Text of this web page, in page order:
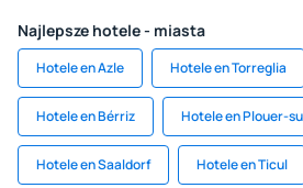
Najlepsze hotele - miasta
Hotele en Azle Hotele en Torreglia
Hotele en Bérriz Hotele en Plouer-
Hotele en Saaldorf Hotele en Ticul